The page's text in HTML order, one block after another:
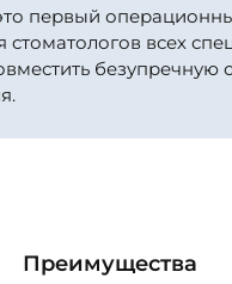
первый
всех
безупречную
Преимущества